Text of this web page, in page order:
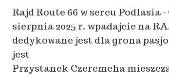
Rajd Route 66 w sercu
sierpnia 2025 r. wpadajcie na
dedykowane jest dla grona
jest
Przystanek Czeremcha